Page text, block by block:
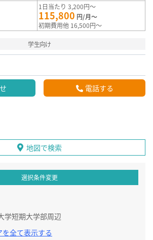
1日当たり 3,200円～
115,800 円/月～
初期費用他 16,500円～
学生向け
電話する
地図で検索
選択条件変更
学短期大学部周辺
全て表示する